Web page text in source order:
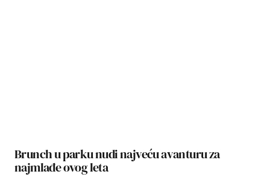
Brunch u parku nudi najveću avanturu za
najmlađe ovog leta